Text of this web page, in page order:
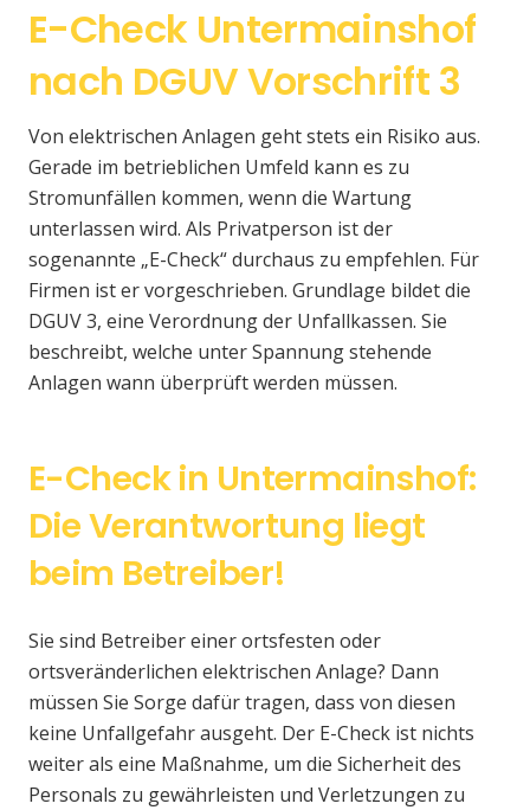
E-Check Untermainshof
nach DGUV Vorschrift 3
Von elektrischen Anlagen geht stets ein Risiko aus.
Gerade im betrieblichen Umfeld kann es zu
Stromunfällen kommen, wenn die Wartung
unterlassen wird. Als Privatperson ist der
sogenannte „E-Check“ durchaus zu empfehlen. Für
Firmen ist er vorgeschrieben. Grundlage bildet die
DGUV 3, eine Verordnung der Unfallkassen. Sie
beschreibt, welche unter Spannung stehende
Anlagen wann überprüft werden müssen.
E-Check in Untermainshof:
Die Verantwortung liegt
beim Betreiber!
Sie sind Betreiber einer ortsfesten oder
ortsveränderlichen elektrischen Anlage? Dann
müssen Sie Sorge dafür tragen, dass von diesen
keine Unfallgefahr ausgeht. Der E-Check ist nichts
weiter als eine Maßnahme, um die Sicherheit des
Personals zu gewährleisten und Verletzungen zu